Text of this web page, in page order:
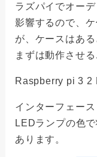
ラズパイでオー
影響するので、
が、ケースはある
まずは動作させ
Raspberry pi 3 2
インターフェー
LEDランプの色
あります。